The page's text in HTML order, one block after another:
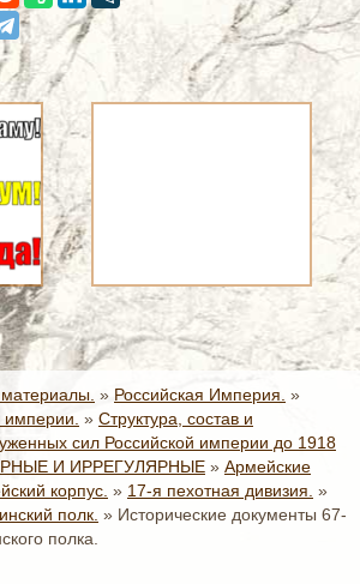
» Российская Империя. »
» Структура, состав и
сил Российской империи до 1918
И ИРРЕГУЛЯРНЫЕ » Армейские
корпус. » 17-я пехотная дивизия. »
полк. » Исторические документы 67-
полка.